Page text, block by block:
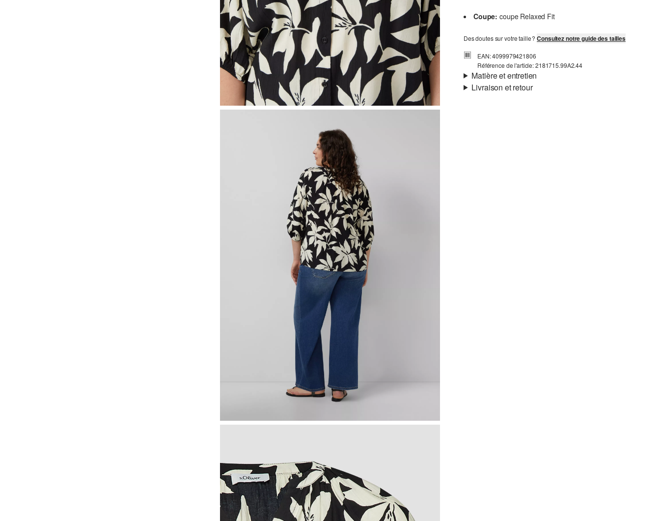
Coupe: coupe Relaxed Fit
Des doutes sur votre taille ?Consultez notre guide des tailles
EAN: 4099979421806
Référence de l'article: 2181715.99A2.44
Matière et entretien
Livraison et retour